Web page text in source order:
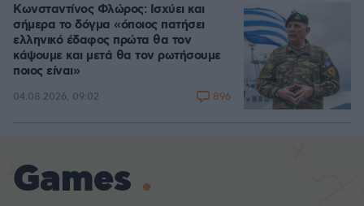
Κωνσταντίνος Φλώρος: Ισχύει και
σήμερα το δόγμα «όποιος πατήσει
ελληνικό έδαφος πρώτα θα τον
κάψουμε και μετά θα τον ρωτήσουμε
ποιος είναι»
04.08.2026, 09:02 896
Games